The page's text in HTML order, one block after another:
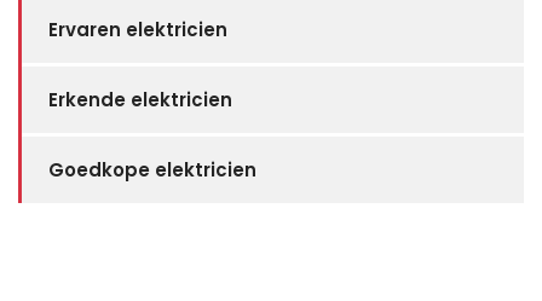
Ervaren elektricien
Erkende elektricien
Goedkope elektricien